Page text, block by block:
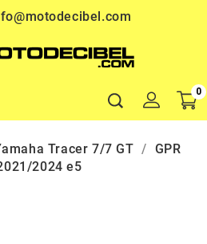
0
Tracer 7/7 GT
GPR
2024 e5